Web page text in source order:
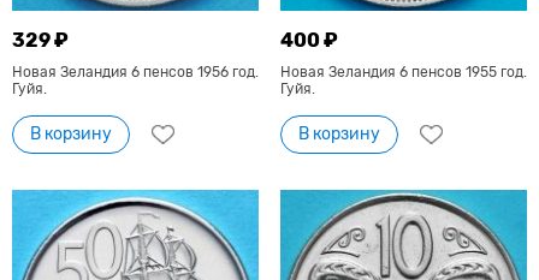
329 ₽
Новая Зеландия 6 пенсов 1956 год.
Гуйя.
В корзину
400 ₽
Новая Зеландия 6 пенсов 1955 год.
Гуйя.
В корзину